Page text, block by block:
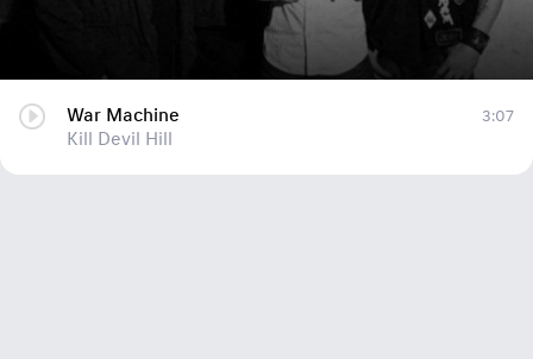
War Machine
Kill Devil Hill
3:07